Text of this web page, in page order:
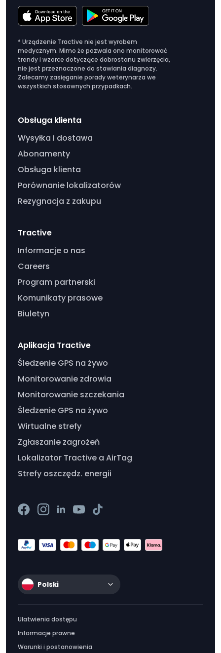
* Urządzenie Tractive nie jest wyrobem
medycznym. Mimo że pozwala ono monitorować
trendy i wzorce dotyczące dobrostanu zwierzęcia,
nie jest przeznaczone do stawiania diagnozy.
Zalecamy zasięganie porady weterynarza we
wszystkich stosownych przypadkach.
Obsługa klienta
Wysyłka i dostawa
Abonamenty
Obsługa klienta
Porównanie lokalizatorów
Rezygnacja z zakupu
Tractive
Informacje o nas
Careers
Program partnerski
Komunikaty prasowe
Biuletyn
Aplikacja Tractive
Śledzenie GPS na żywo
Monitorowanie zdrowia
Monitorowanie szczekania
Śledzenie GPS na żywo
Wirtualne strefy
Zgłaszanie zagrożeń
Lokalizator Tractive a AirTag
Strefy oszczędz. energii
Polski
Ułatwienia dostępu
Informacje prawne
Warunki i postanowienia